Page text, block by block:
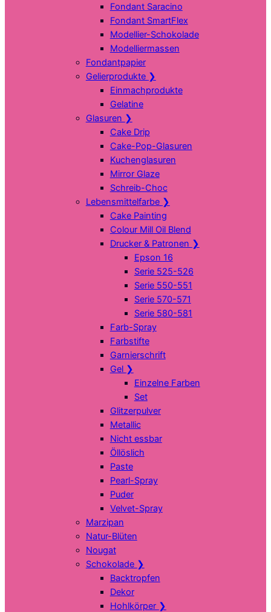
Fondant Saracino
Fondant SmartFlex
Modellier-Schokolade
Modelliermassen
Fondantpapier
Gelierprodukte ❯
Einmachprodukte
Gelatine
Glasuren ❯
Cake Drip
Cake-Pop-Glasuren
Kuchenglasuren
Mirror Glaze
Schreib-Choc
Lebensmittelfarbe ❯
Cake Painting
Colour Mill Oil Blend
Drucker & Patronen ❯
Epson 16
Serie 525-526
Serie 550-551
Serie 570-571
Serie 580-581
Farb-Spray
Farbstifte
Garnierschrift
Gel ❯
Einzelne Farben
Set
Glitzerpulver
Metallic
Nicht essbar
Öllöslich
Paste
Pearl-Spray
Puder
Velvet-Spray
Marzipan
Natur-Blüten
Nougat
Schokolade ❯
Backtropfen
Dekor
Hohlkörper ❯